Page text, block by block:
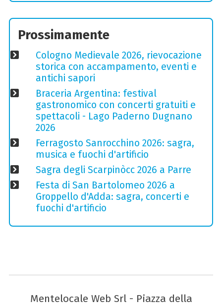
Prossimamente
Cologno Medievale 2026, rievocazione
storica con accampamento, eventi e
antichi sapori
Braceria Argentina: festival
gastronomico con concerti gratuiti e
spettacoli - Lago Paderno Dugnano
2026
Ferragosto Sanrocchino 2026: sagra,
musica e fuochi d'artificio
Sagra degli Scarpinòcc 2026 a Parre
Festa di San Bartolomeo 2026 a
Groppello d'Adda: sagra, concerti e
fuochi d'artificio
Mentelocale Web Srl - Piazza della